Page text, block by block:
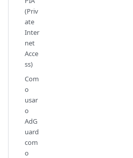
(Priv
ate
Inter
net
Acce
ss)
Com
o
usar
o
AdG
uard
com
o